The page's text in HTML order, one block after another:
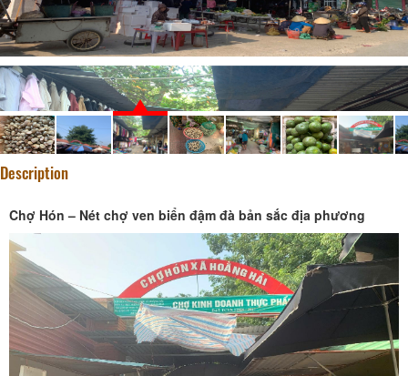
Description
Chợ Hón – Nét chợ ven biển đậm đà bản sắc địa phương